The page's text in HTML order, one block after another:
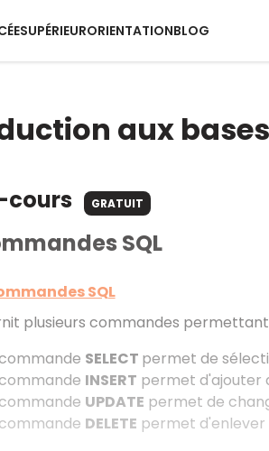
SUPÉRIEURORIENTATIONBLOG
aux
cours GRATUIT
SQL
SQL
plusieurs commandes
SELECT permet de
INSERT permet d'ajouter
UPDATE permet de
DELETE permet d'enlever